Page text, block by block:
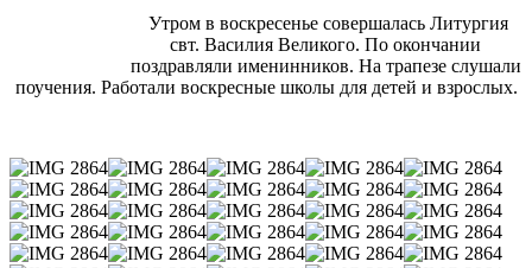
Утром в воскресенье совершалась Литургия
свт. Василия Великого. По окончании
поздравляли именинников. На трапезе слушали
поучения. Работали воскресные школы для детей и взрослых.